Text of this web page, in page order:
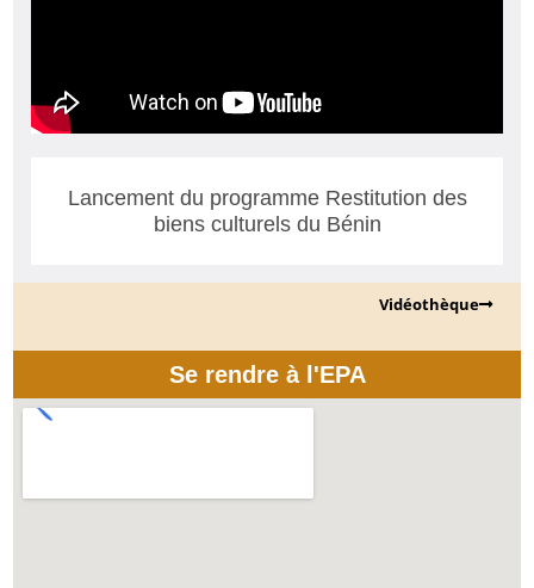
Lancement du programme Restitution des
biens culturels du Bénin
Vidéothèque
Se rendre à l'EPA